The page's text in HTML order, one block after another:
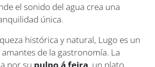
el sonido del agua crea una
única.
histórica y natural, Lugo es un
de la gastronomía. La
por su pulpo á feira, un plato